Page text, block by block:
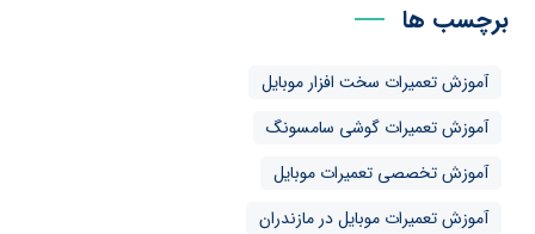
برچسب ها
آموزش تعمیرات سخت افزار موبایل
آموزش تعمیرات گوشی سامسونگ
آموزش تخصصی تعمیرات موبایل
آموزش تعمیرات موبایل در مازندران